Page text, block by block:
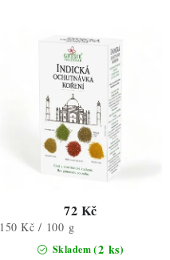
Skladem(2 ks)
72 Kč
Měrná
150 Kč / 100 g